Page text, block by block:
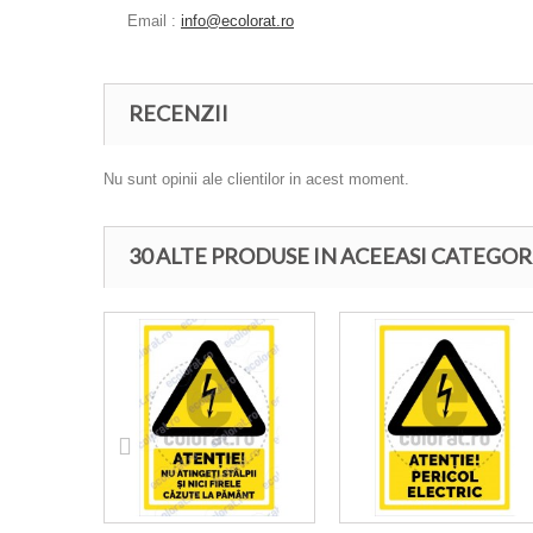
Email : info@ecolorat.ro
RECENZII
Nu sunt opinii ale clientilor in acest moment.
30 ALTE PRODUSE IN ACEEASI